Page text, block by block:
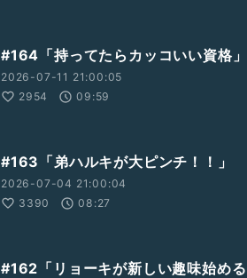
#164「持ってたらカッコいい資格」
2026-07-11 21:00:05
2954
09:59
#163「弟ハルキが大ピンチ！！」
2026-07-04 21:00:04
3390
08:27
#162「リョーキが新しい趣味始める